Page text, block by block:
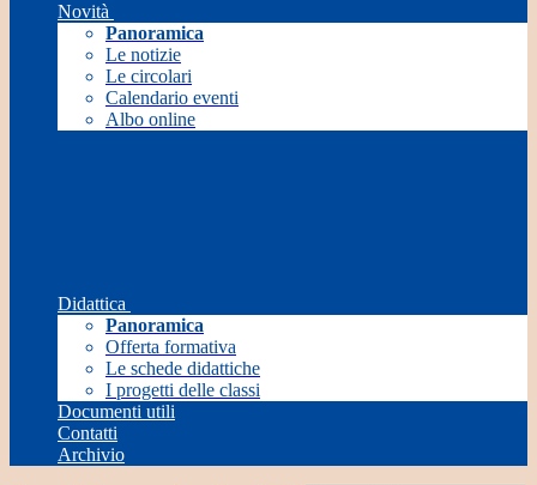
Novità
Panoramica
Le notizie
Le circolari
Calendario eventi
Albo online
Didattica
Panoramica
Offerta formativa
Le schede didattiche
I progetti delle classi
Documenti utili
Contatti
Archivio